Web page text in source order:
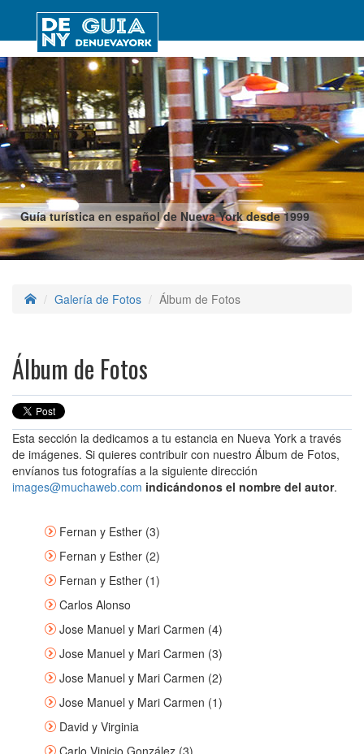
Guía turística en español de Nueva York desde 1999
Galería de Fotos Álbum de Fotos
Álbum de Fotos
Esta sección la dedicamos a tu estancia en Nueva York a través
de imágenes. Si quieres contribuir con nuestro Álbum de Fotos,
envíanos tus fotografías a la siguiente dirección
images@muchaweb.com indicándonos el nombre del autor.
Fernan y Esther (3)
Fernan y Esther (2)
Fernan y Esther (1)
Carlos Alonso
Jose Manuel y Mari Carmen (4)
Jose Manuel y Mari Carmen (3)
Jose Manuel y Mari Carmen (2)
Jose Manuel y Mari Carmen (1)
David y Virginia
Carlo Vinicio González (3)